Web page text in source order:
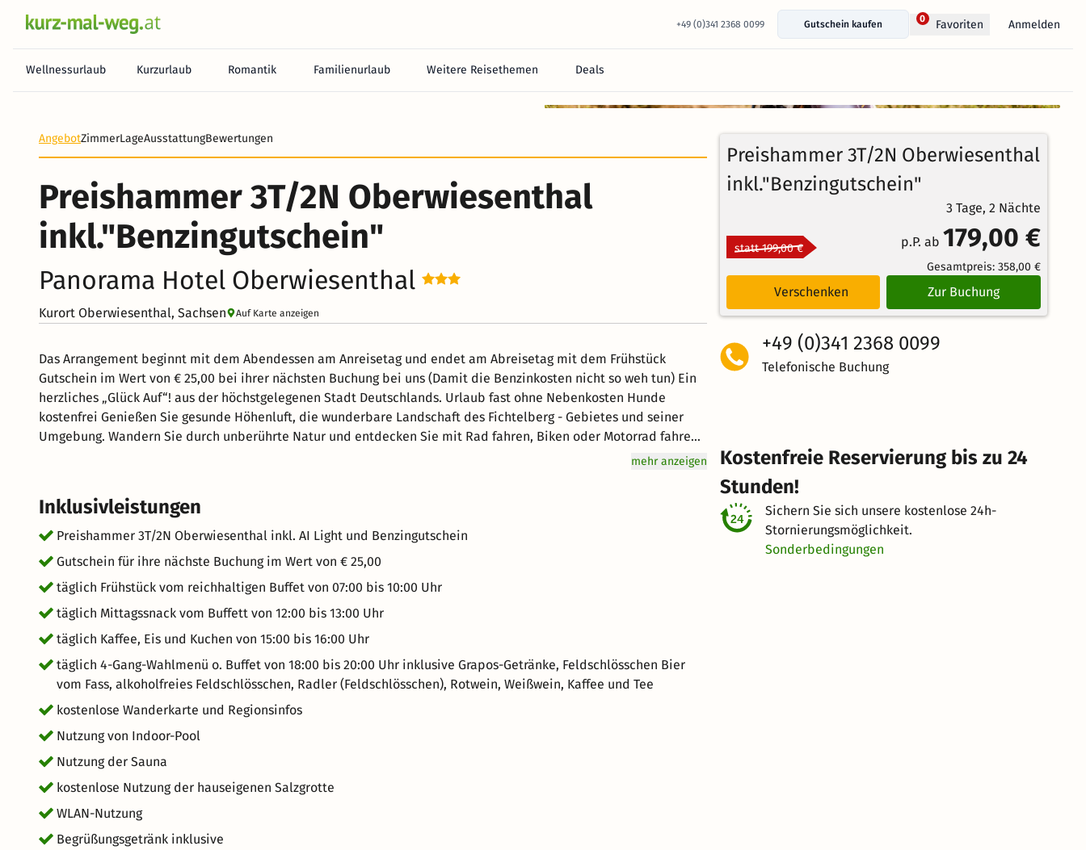
+49 (0)341 2368 0099 Gutschein kaufen
0 Favoriten Anmelden
Wellnessurlaub Kurzurlaub Romantik Familienurlaub Weitere Reisethemen Deals
Heute noch keine Zahlung erforderlich! Zahlen Sie bequem im Hotel. 91%
Weiterempfehlung
Bewertungen
4.2 /5
AngebotZimmerLageAusstattungBewertungen
Preishammer 3T/2N Oberwiesenthal
inkl."Benzingutschein"
Panorama Hotel Oberwiesenthal
Kurort Oberwiesenthal, Sachsen Auf Karte anzeigen
Das Arrangement beginnt mit dem Abendessen am Anreisetag und endet am Abreisetag mit dem Frühstück
Gutschein im Wert von € 25,00 bei ihrer nächsten Buchung bei uns (Damit die Benzinkosten nicht so weh tun) Ein
herzliches „Glück Auf“! aus der höchstgelegenen Stadt Deutschlands. Urlaub fast ohne Nebenkosten Hunde
kostenfrei Genießen Sie gesunde Höhenluft, die wunderbare Landschaft des Fichtelberg - Gebietes und seiner
Umgebung. Wandern Sie durch unberührte Natur und entdecken Sie mit Rad fahren, Biken oder Motorrad fahren
die Schönheiten des Erzgebirges. Die großen Wandergebiete rund um die 1000er, dem Fichtelberg und dem
Landeshauptstadt Dresden, in das böhmische Bäderdreieck oder auch in die "Goldene Stadt'' Prag. Im Winter
laden wir Sie zum Skiwandern, Snowboarden, Skifahren oder zu einer gemütlichen Pferdeschlittenfahrt ein.
Lassen Sie sich von dem winterlichen Charme verzaubern und genießen Sie unvergessliche Tage im Schnee.
mehr anzeigen
Inklusivleistungen
Preishammer 3T/2N Oberwiesenthal inkl. AI Light und Benzingutschein
Gutschein für ihre nächste Buchung im Wert von € 25,00
täglich Frühstück vom reichhaltigen Buffet von 07:00 bis 10:00 Uhr
täglich Mittagssnack vom Buffett von 12:00 bis 13:00 Uhr
täglich Kaffee, Eis und Kuchen von 15:00 bis 16:00 Uhr
täglich 4-Gang-Wahlmenü o. Buffet von 18:00 bis 20:00 Uhr inklusive Grapos-Getränke, Feldschlösschen Bier
vom Fass, alkoholfreies Feldschlösschen, Radler (Feldschlösschen), Rotwein, Weißwein, Kaffee und Tee
kostenlose Wanderkarte und Regionsinfos
Nutzung von Indoor-Pool
Nutzung der Sauna
kostenlose Nutzung der hauseigenen Salzgrotte
WLAN-Nutzung
Begrüßungsgetränk inklusive
Preishammer 3T/2N Oberwiesenthal
inkl."Benzingutschein"
3 Tage, 2 Nächte
statt 199,00 € p.P. ab 179,00 €
Gesamtpreis: 358,00 €
Verschenken Zur Buchung
+49 (0)341 2368 0099
Telefonische Buchung
Kostenfreie Reservierung bis zu 24
Stunden!
Sichern Sie sich unsere kostenlose 24h-
Stornierungsmöglichkeit.
Sonderbedingungen